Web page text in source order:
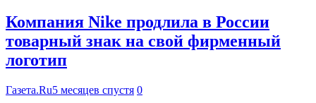
Компания Nike продлила в России
товарный знак на свой фирменный
логотип
Газета.Ru5 месяцев спустя 0